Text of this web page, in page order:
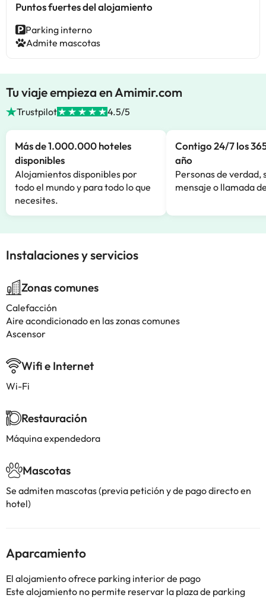
Puntos fuertes del alojamiento
Parking interno
Admite mascotas
Tu viaje empieza en Amimir.com
Trustpilot 4.5/5
Más de 1.000.000 hoteles
disponibles
Alojamientos disponibles por
todo el mundo y para todo lo que
necesites.
Contigo 24/7 los
año
Personas de verdad,
mensaje o llamada
Instalaciones y servicios
Zonas comunes
Calefacción
Aire acondicionado en las zonas comunes
Ascensor
Wifi e Internet
Wi-Fi
Restauración
Máquina expendedora
Mascotas
Se admiten mascotas (previa petición y de pago directo en
hotel)
Aparcamiento
El alojamiento ofrece parking interior de pago
Este alojamiento no permite reservar la plaza de parking